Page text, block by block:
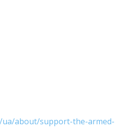
ua/about/support-the-armed-